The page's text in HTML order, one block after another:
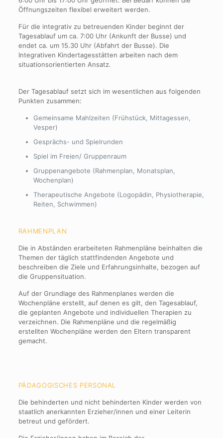
Öffnungszeiten flexibel erweitert werden.
Für die integrativ zu betreuenden Kinder beginnt der
Tagesablauf um ca. 7:00 Uhr (Ankunft der Busse) und
endet ca. um 15.30 Uhr (Abfahrt der Busse). Die
Integrativen Kindertagesstätten arbeiten nach dem
situationsorientierten Ansatz.
Der Tagesablauf setzt sich im wesentlichen aus folgenden
Punkten zusammen:
Gemeinsame Mahlzeiten (Frühstück, Mittagessen,
Vesper)
Gesprächs- und Spielrunden
Spiel im Freien/ Gruppenraum
Gruppenangebote (Rahmenplan, Monatsplan,
Wochenplan)
Therapeutische Angebote (Logopädin, Physiotherapie,
Reiten, Schwimmen)
RAHMENPLAN
Die in Abständen erarbeiteten Rahmenpläne beinhalten die
Themen der täglich stattfindenden Angebote und
beschreiben die Ziele und Erfahrungsinhalte, bezogen auf
die Gruppensituation.
Auf der Grundlage des Rahmenplanes werden die
Wochenpläne erstellt, auf denen es gilt, den Tagesablauf,
die geplanten Angebote und individuellen Therapien zu
verzeichnen. Die Rahmenpläne und die regelmäßig
erstellten Wochenpläne werden den Eltern transparent
gemacht.
PÄDAGOGISCHES PERSONAL
Die behinderten und nicht behinderten Kinder werden von
staatlich anerkannten Erzieher/innen und einer Leiterin
betreut und gefördert.